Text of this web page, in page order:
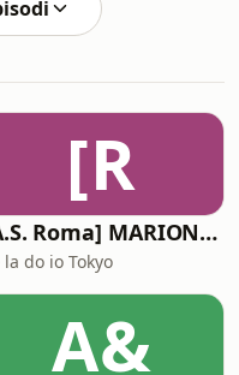
i venti
tutti
vero
per guidare la
[R
[A.S. Roma] MARIONE - Il portale della ControInformazione GialloRossa
la do io Tokyo
A&